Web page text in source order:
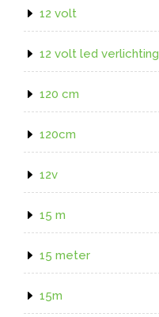
12 volt
12 volt led verlichting
120 cm
120cm
12v
15 m
15 meter
15m